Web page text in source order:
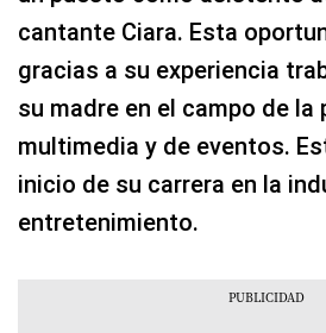
cantante Ciara. Esta
gracias a su experiencia
su madre en el campo de la
multimedia y de eventos.
inicio de su carrera en la
entretenimiento.